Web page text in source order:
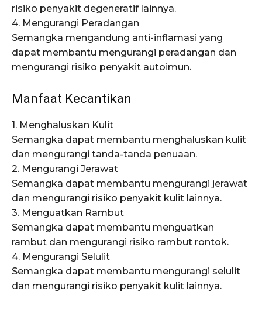
risiko penyakit degeneratif lainnya.
4. Mengurangi Peradangan
Semangka mengandung anti-inflamasi yang
dapat membantu mengurangi peradangan dan
mengurangi risiko penyakit autoimun.
Manfaat Kecantikan
1. Menghaluskan Kulit
Semangka dapat membantu menghaluskan kulit
dan mengurangi tanda-tanda penuaan.
2. Mengurangi Jerawat
Semangka dapat membantu mengurangi jerawat
dan mengurangi risiko penyakit kulit lainnya.
3. Menguatkan Rambut
Semangka dapat membantu menguatkan
rambut dan mengurangi risiko rambut rontok.
4. Mengurangi Selulit
Semangka dapat membantu mengurangi selulit
dan mengurangi risiko penyakit kulit lainnya.